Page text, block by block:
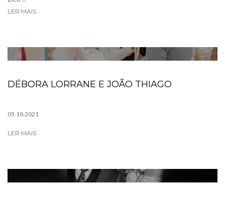
LER MAIS
DÉBORA LORRANE E JOÃO THIAGO
05.10.2021
LER MAIS